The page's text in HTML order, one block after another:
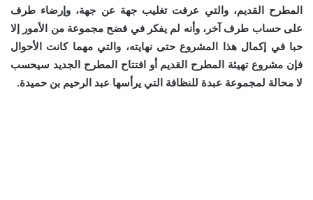
المطرح القديم، والتي عرفت تغليب جهة عن جهة، وإرضاء طرف
على حساب طرف آخر، وأنه لم يفكر في فضح مجموعة من الأمور إلا
حبا في إكمال هذا المشروع حتى نهايته، والتي مهما كانت الأحوال
فإن مشروع تهيئة المطرح القديم أو افتتاح المطرح الجديد سيحسب
لا محالة لمجموعة عبدة للنظافة التي يرأسها عبد الرحيم بن حميدة.